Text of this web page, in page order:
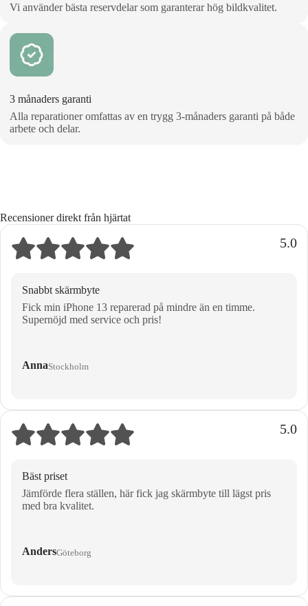
Vi använder bästa reservdelar som garanterar hög bildkvalitet.
3 månaders garanti
Alla reparationer omfattas av en trygg 3‑månaders garanti på både
arbete och delar.
Recensioner direkt från hjärtat
5.0
Snabbt skärmbyte
Fick min iPhone 13 reparerad på mindre än en timme.
Supernöjd med service och pris!
AnnaStockholm
5.0
Bäst priset
Jämförde flera ställen, här fick jag skärmbyte till lägst pris
med bra kvalitet.
AndersGöteborg